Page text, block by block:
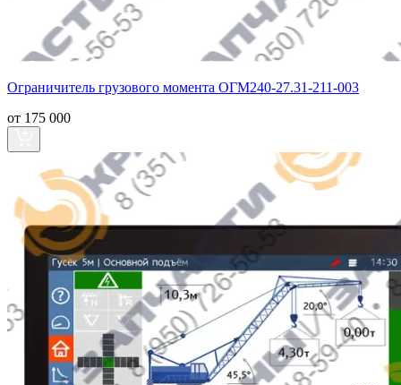
Ограничитель грузового момента ОГМ240-27.31-211-003
от 175 000